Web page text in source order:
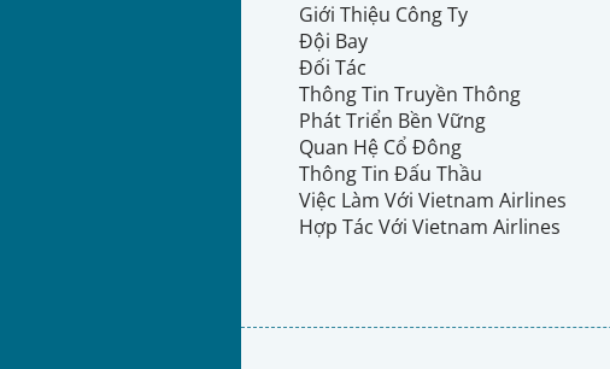
Giới Thiệu Công Ty
Đội Bay
Đối Tác
Thông Tin Truyền Thông
Phát Triển Bền Vững
Quan Hệ Cổ Đông
Thông Tin Đấu Thầu
Việc Làm Với Vietnam Airlines
Hợp Tác Với Vietnam Airlines